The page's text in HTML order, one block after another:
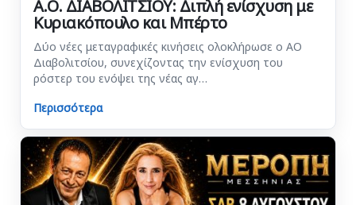
Α.Ο. ΔΙΑΒΟΛΙΤΣΙΟΥ: Διπλή ενίσχυση με
Κυριακόπουλο και Μπέρτο
Δύο νέες μεταγραφικές κινήσεις ολοκλήρωσε ο ΑΟ
Διαβολιτσίου, συνεχίζοντας την ενίσχυση του
ρόστερ του ενόψει της νέας αγ…
Περισσότερα